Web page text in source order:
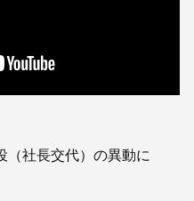
（社長交代）の異動に